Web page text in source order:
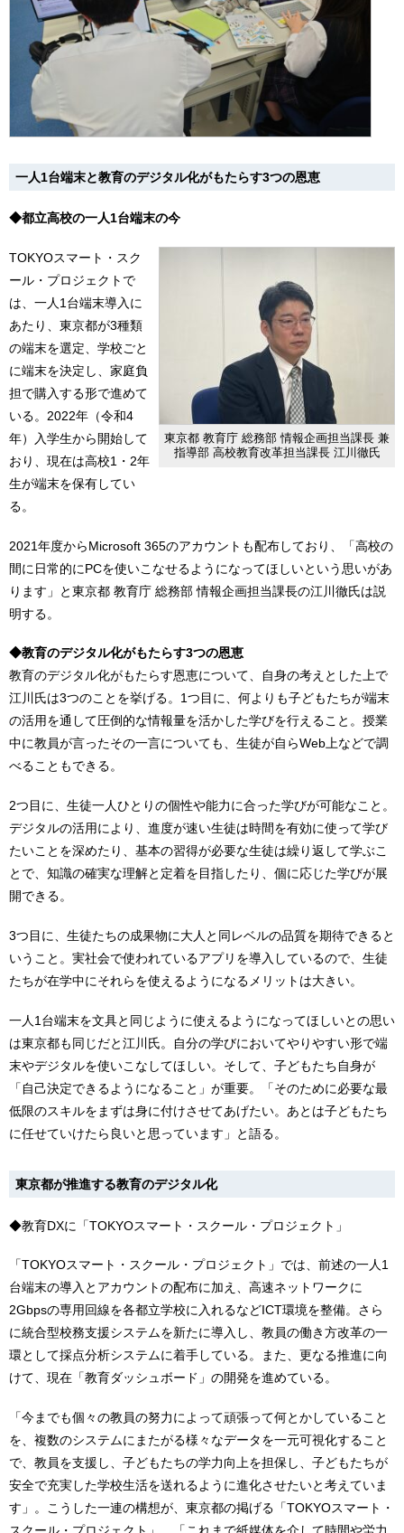
一人1台端末と教育のデジタル化がもたらす3つの恩恵
◆都立高校の一人1台端末の今
東京都 教育庁 総務部 情報企画担当課長 兼
指導部 高校教育改革担当課長 江川徹氏
TOKYOスマート・スク
ール・プロジェクトで
は、一人1台端末導入に
あたり、東京都が3種類
の端末を選定、学校ごと
に端末を決定し、家庭負
担で購入する形で進めて
いる。2022年（令和4
年）入学生から開始して
おり、現在は高校1・2年
生が端末を保有してい
る。
2021年度からMicrosoft 365のアカウントも配布しており、「高校の
間に日常的にPCを使いこなせるようになってほしいという思いがあ
ります」と東京都 教育庁 総務部 情報企画担当課長の江川徹氏は説
明する。
◆教育のデジタル化がもたらす3つの恩恵
教育のデジタル化がもたらす恩恵について、自身の考えとした上で
江川氏は3つのことを挙げる。1つ目に、何よりも子どもたちが端末
の活用を通して圧倒的な情報量を活かした学びを行えること。授業
中に教員が言ったその一言についても、生徒が自らWeb上などで調
べることもできる。
2つ目に、生徒一人ひとりの個性や能力に合った学びが可能なこと。
デジタルの活用により、進度が速い生徒は時間を有効に使って学び
たいことを深めたり、基本の習得が必要な生徒は繰り返して学ぶこ
とで、知識の確実な理解と定着を目指したり、個に応じた学びが展
開できる。
3つ目に、生徒たちの成果物に大人と同レベルの品質を期待できると
いうこと。実社会で使われているアプリを導入しているので、生徒
たちが在学中にそれらを使えるようになるメリットは大きい。
一人1台端末を文具と同じように使えるようになってほしいとの思い
は東京都も同じだと江川氏。自分の学びにおいてやりやすい形で端
末やデジタルを使いこなしてほしい。そして、子どもたち自身が
「自己決定できるようになること」が重要。「そのために必要な最
低限のスキルをまずは身に付けさせてあげたい。あとは子どもたち
に任せていけたら良いと思っています」と語る。
東京都が推進する教育のデジタル化
◆教育DXに「TOKYOスマート・スクール・プロジェクト」
「TOKYOスマート・スクール・プロジェクト」では、前述の一人1
台端末の導入とアカウントの配布に加え、高速ネットワークに
2Gbpsの専用回線を各都立学校に入れるなどICT環境を整備。さら
に統合型校務支援システムを新たに導入し、教員の働き方改革の一
環として採点分析システムに着手している。また、更なる推進に向
けて、現在「教育ダッシュボード」の開発を進めている。
「今までも個々の教員の努力によって頑張って何とかしていること
を、複数のシステムにまたがる様々なデータを一元可視化すること
で、教員を支援し、子どもたちの学力向上を担保し、子どもたちが
安全で充実した学校生活を送れるように進化させたいと考えていま
す」。こうした一連の構想が、東京都の掲げる「TOKYOスマート・